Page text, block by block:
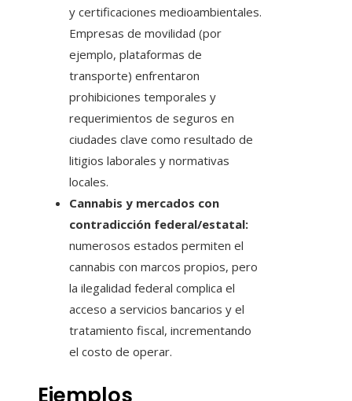
y certificaciones medioambientales.
Empresas de movilidad (por
ejemplo, plataformas de
transporte) enfrentaron
prohibiciones temporales y
requerimientos de seguros en
ciudades clave como resultado de
litigios laborales y normativas
locales.
Cannabis y mercados con
contradicción federal/estatal:
numerosos estados permiten el
cannabis con marcos propios, pero
la ilegalidad federal complica el
acceso a servicios bancarios y el
tratamiento fiscal, incrementando
el costo de operar.